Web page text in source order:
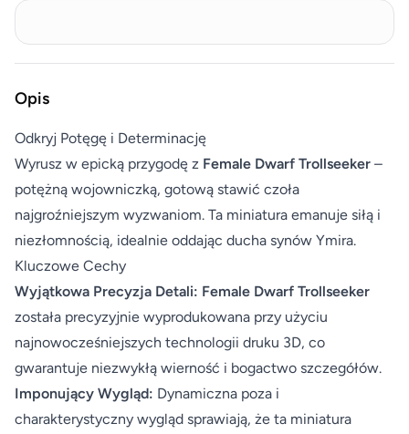
Opis
Odkryj Potęgę i Determinację
Wyrusz w epicką przygodę z Female Dwarf Trollseeker –
potężną wojowniczką, gotową stawić czoła
najgroźniejszym wyzwaniom. Ta miniatura emanuje siłą i
niezłomnością, idealnie oddając ducha synów Ymira.
Kluczowe Cechy
Wyjątkowa Precyzja Detali: Female Dwarf Trollseeker
została precyzyjnie wyprodukowana przy użyciu
najnowocześniejszych technologii druku 3D, co
gwarantuje niezwykłą wierność i bogactwo szczegółów.
Imponujący Wygląd: Dynamiczna poza i
charakterystyczny wygląd sprawiają, że ta miniatura